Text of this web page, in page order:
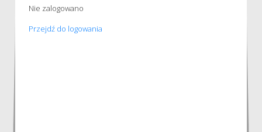
Nie zalogowano
Przejdź do logowania